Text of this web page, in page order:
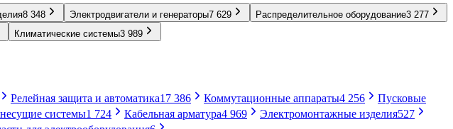
8 348 Электродвигатели и генераторы7 629 Распределительное оборудование3 277
Климатические системы3 989
Релейная защита и автоматика17 386 Коммутационные аппараты4 256
Пусковые
системы1 724 Кабельная арматура4 969 Электромонтажные изделия527